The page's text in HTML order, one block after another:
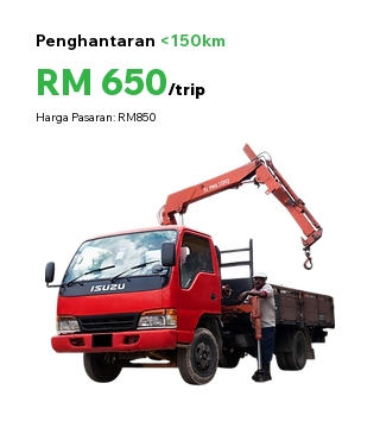
Penghantaran <150km
RM 650/trip
Harga Pasaran: RM850